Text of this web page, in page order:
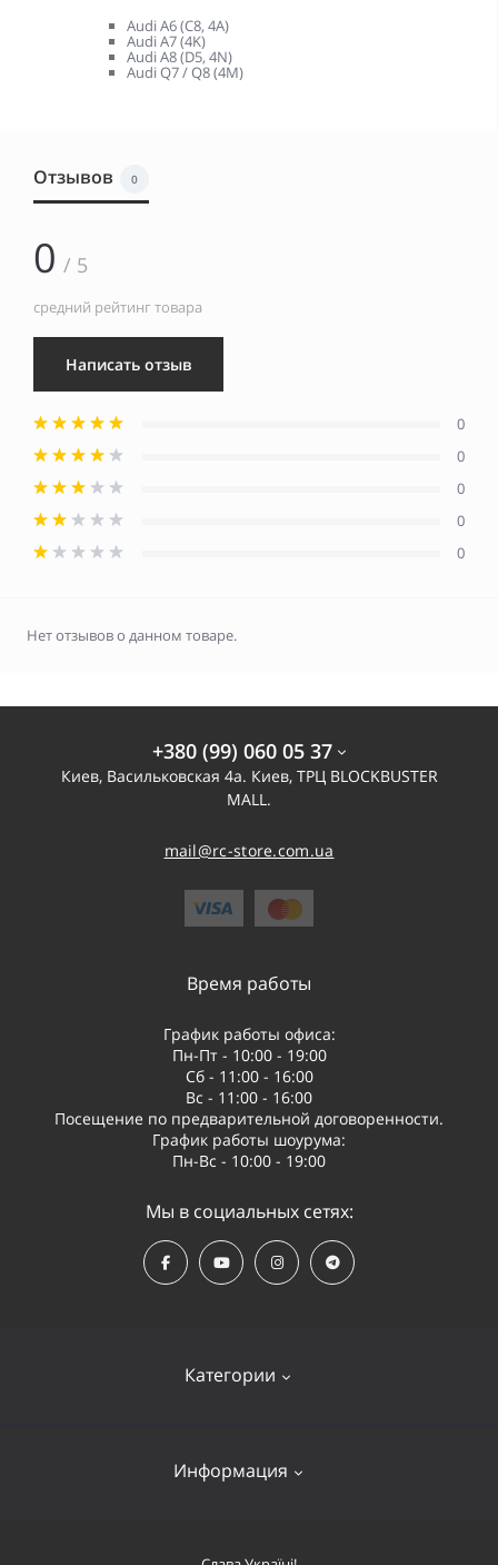
Audi A6 (C8, 4A)
Audi A7 (4K)
Audi A8 (D5, 4N)
Audi Q7 / Q8 (4M)
Отзывов 0
0 / 5
средний рейтинг товара
Написать отзыв
0
0
0
0
0
Нет отзывов о данном товаре.
+380 (99) 060 05 37
Киев, Васильковская 4а. Киев, ТРЦ BLOCKBUSTER
MALL.
mail@rc-store.com.ua
Категории
Квадрокоптеры
Информация
Оплата и доставка
Время работы
График работы офиса:
Пн-Пт - 10:00 - 19:00
Сб - 11:00 - 16:00
Вс - 11:00 - 16:00
Посещение по предварительной договоренности.
График работы шоурума:
Пн-Вс - 10:00 - 19:00
Мы в социальных сетях: